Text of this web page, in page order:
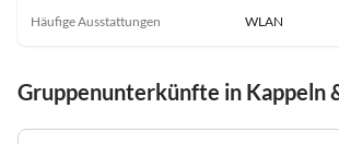
Häufige Ausstattungen WLAN
Gruppenunterkünfte in Kappeln